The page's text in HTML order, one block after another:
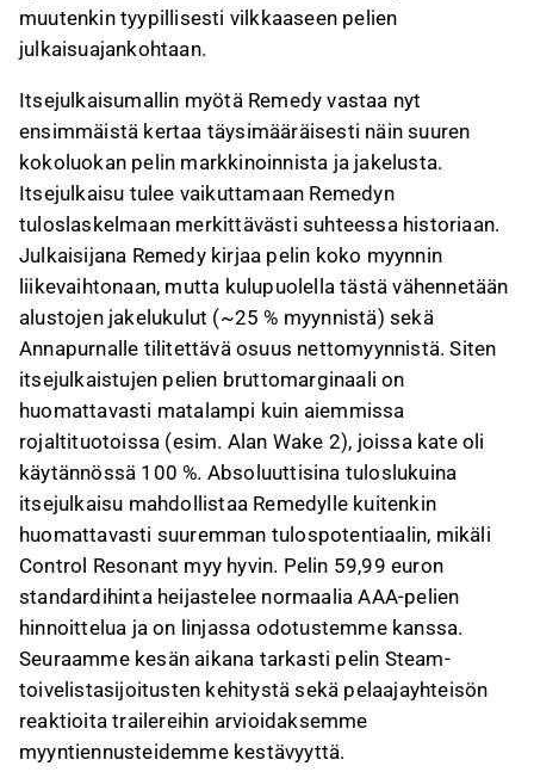
muutenkin tyypillisesti vilkkaaseen pelien
julkaisuajankohtaan.
Itsejulkaisumallin myötä Remedy vastaa nyt
ensimmäistä kertaa täysimääräisesti näin suuren
kokoluokan pelin markkinoinnista ja jakelusta.
Itsejulkaisu tulee vaikuttamaan Remedyn
tuloslaskelmaan merkittävästi suhteessa historiaan.
Julkaisijana Remedy kirjaa pelin koko myynnin
liikevaihtonaan, mutta kulupuolella tästä vähennetään
alustojen jakelukulut (~25 % myynnistä) sekä
Annapurnalle tilitettävä osuus nettomyynnistä. Siten
itsejulkaistujen pelien bruttomarginaali on
huomattavasti matalampi kuin aiemmissa
rojaltituotoissa (esim. Alan Wake 2), joissa kate oli
käytännössä 100 %. Absoluuttisina tuloslukuina
itsejulkaisu mahdollistaa Remedylle kuitenkin
huomattavasti suuremman tulospotentiaalin, mikäli
Control Resonant myy hyvin. Pelin 59,99 euron
standardihinta heijastelee normaalia AAA-pelien
hinnoittelua ja on linjassa odotustemme kanssa.
Seuraamme kesän aikana tarkasti pelin Steam-
toivelistasijoitusten kehitystä sekä pelaajayhteisön
reaktioita trailereihin arvioidaksemme
myyntiennusteidemme kestävyyttä.